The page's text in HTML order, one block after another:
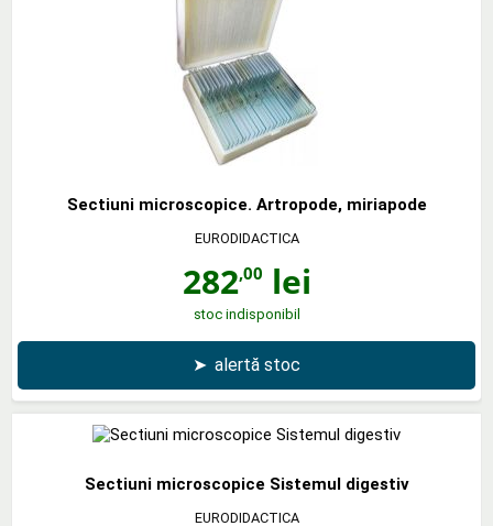
Sectiuni microscopice. Artropode, miriapode
EURODIDACTICA
282,00 lei
stoc indisponibil
➤ alertă stoc
Sectiuni microscopice Sistemul digestiv
EURODIDACTICA